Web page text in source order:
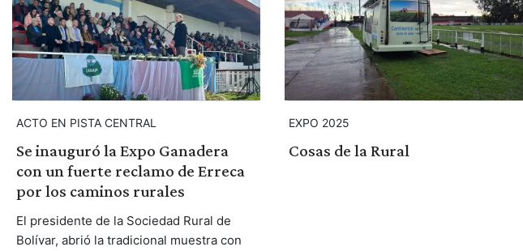
ACTO EN PISTA CENTRAL
Se inauguró la Expo Ganadera
con un fuerte reclamo de Erreca
por los caminos rurales
El presidente de la Sociedad Rural de
Bolívar, abrió la tradicional muestra con
EXPO 2025
Cosas de la Rural